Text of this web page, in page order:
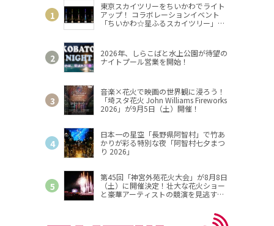
東京スカイツリーをちいかわでライト
アップ！ コラボレーションイベント
「ちいかわ☆星ふるスカイツリー」開
2026年、しらこばと水上公園が待望の
ナイトプール営業を開始！
音楽×花火で映画の世界観に浸ろう！
「埼スタ花火 John Williams Fireworks
2026」が9月5日（土）開催！
日本一の星空「長野県阿智村」で竹あ
かりが彩る特別な夜「阿智村七夕まつ
り 2026」
第45回「神宮外苑花火大会」が8月8日
（土）に開催決定！壮大な花火ショー
と豪華アーティストの競演を見逃す